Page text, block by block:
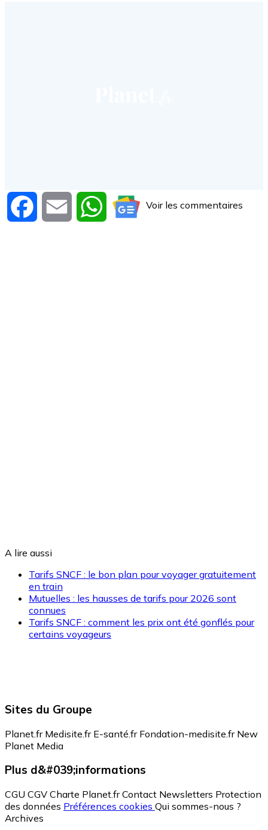
Facebook Email WhatsAppVoir les commentaires
A lire aussi
Tarifs SNCF : le bon plan pour voyager gratuitement
en train
Mutuelles : les hausses de tarifs pour 2026 sont
connues
Tarifs SNCF : comment les prix ont été gonflés pour
certains voyageurs
Sites du Groupe
Planet.fr Medisite.fr E-santé.fr Fondation-medisite.fr New
Planet Media
Plus d&#039;informations
CGU CGV Charte Planet.fr Contact Newsletters Protection
des données Préférences cookies Qui sommes-nous ?
Archives